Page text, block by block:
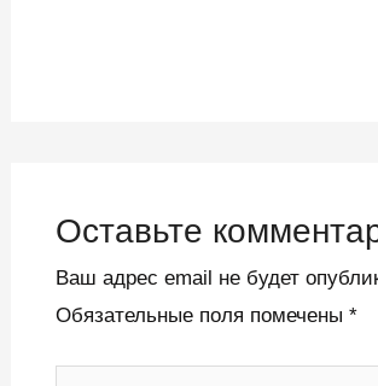
Оставьте
Ваш адрес email не будет
Обязательные поля помечены *